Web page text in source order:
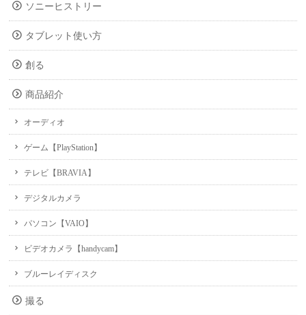
ソニーヒストリー
タブレット使い方
創る
商品紹介
オーディオ
ゲーム【PlayStation】
テレビ【BRAVIA】
デジタルカメラ
パソコン【VAIO】
ビデオカメラ【handycam】
ブルーレイディスク
撮る